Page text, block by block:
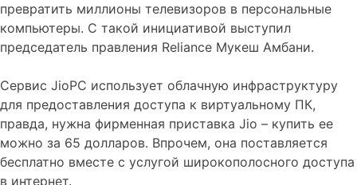
превратить миллионы телевизоров в персональные
компьютеры. С такой инициативой выступил
председатель правления Reliance Мукеш Амбани.
Сервис JioPC использует облачную инфраструктуру
для предоставления доступа к виртуальному ПК,
правда, нужна фирменная приставка Jio – купить ее
можно за 65 долларов. Впрочем, она поставляется
бесплатно вместе с услугой широкополосного доступа
в интернет.